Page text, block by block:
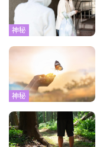
神秘
神秘